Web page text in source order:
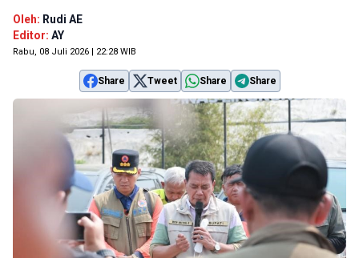
Oleh: Rudi AE
Editor: AY
Rabu, 08 Juli 2026 | 22:28 WIB
Share Tweet Share Share